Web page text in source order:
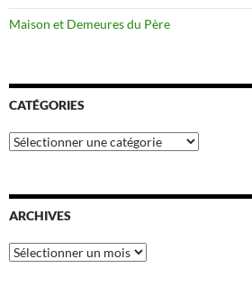
Maison et Demeures du Père
CATÉGORIES
Catégories
ARCHIVES
Archives